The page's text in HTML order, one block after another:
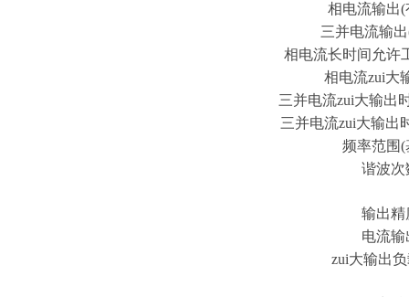
相电流输出(
三并电流输
相电流长时间允许
相电流zui大
三并电流zui大输出
三并电流zui大输出
频率范围(
谐波次
输出精
电流输
zui大输出